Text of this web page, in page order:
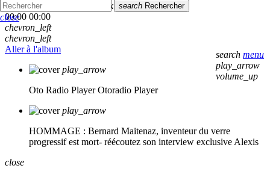
skip_previous
skip_next
00:00 00:00
chevron_left
chevron_left
Aller à l'album
play_arrow
Oto Radio Player Otoradio Player
play_arrow
HOMMAGE : Bernard Maitenaz, inventeur du verre
progressif est mort- réécoutez son interview exclusive Alexis
search menu
play_arrow
volume_up
search Rechercher
close
close